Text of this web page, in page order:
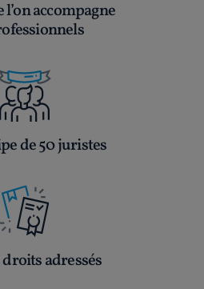
l’on accompagne
de 50 juristes
droits adressés